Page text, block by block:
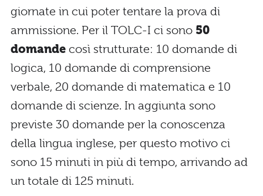
giornate in cui poter tentare la prova di
ammissione. Per il TOLC-I ci sono 50
domande così strutturate: 10 domande di
logica, 10 domande di comprensione
verbale, 20 domande di matematica e 10
domande di scienze. In aggiunta sono
previste 30 domande per la conoscenza
della lingua inglese, per questo motivo ci
sono 15 minuti in più di tempo, arrivando ad
un totale di 125 minuti.